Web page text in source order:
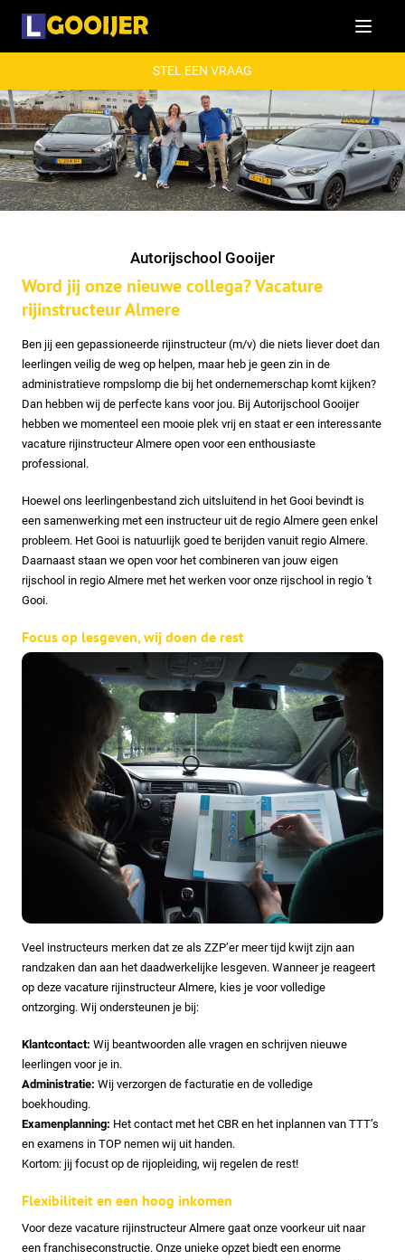
Menu
STEL EEN VRAAG
Autorijschool Gooijer
Word jij onze nieuwe collega? Vacature
rijinstructeur Almere
Ben jij een gepassioneerde rijinstructeur (m/v) die niets liever doet dan
leerlingen veilig de weg op helpen, maar heb je geen zin in de
administratieve rompslomp die bij het ondernemerschap komt kijken?
Dan hebben wij de perfecte kans voor jou. Bij Autorijschool Gooijer
hebben we momenteel een mooie plek vrij en staat er een interessante
vacature rijinstructeur Almere open voor een enthousiaste
professional.
Hoewel ons leerlingenbestand zich uitsluitend in het Gooi bevindt is
een samenwerking met een instructeur uit de regio Almere geen enkel
probleem. Het Gooi is natuurlijk goed te berijden vanuit regio Almere.
Daarnaast staan we open voor het combineren van jouw eigen
rijschool in regio Almere met het werken voor onze rijschool in regio 't
Gooi.
Focus op lesgeven, wij doen de rest
Veel instructeurs merken dat ze als ZZP’er meer tijd kwijt zijn aan
randzaken dan aan het daadwerkelijke lesgeven. Wanneer je reageert
op deze vacature rijinstructeur Almere, kies je voor volledige
ontzorging. Wij ondersteunen je bij:
Klantcontact: Wij beantwoorden alle vragen en schrijven nieuwe
leerlingen voor je in.
Administratie: Wij verzorgen de facturatie en de volledige
boekhouding.
Examenplanning: Het contact met het CBR en het inplannen van TTT’s
en examens in TOP nemen wij uit handen.
Kortom: jij focust op de rijopleiding, wij regelen de rest!
Flexibiliteit en een hoog inkomen
Voor deze vacature rijinstructeur Almere gaat onze voorkeur uit naar
een franchiseconstructie. Onze unieke opzet biedt een enorme